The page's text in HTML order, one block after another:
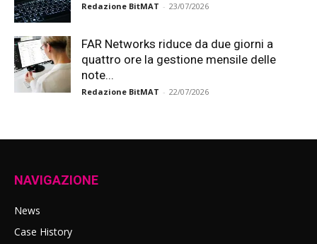
Redazione BitMAT - 23/07/2026
FAR Networks riduce da due giorni a
quattro ore la gestione mensile delle
note...
Redazione BitMAT - 22/07/2026
NAVIGAZIONE
News
Case History